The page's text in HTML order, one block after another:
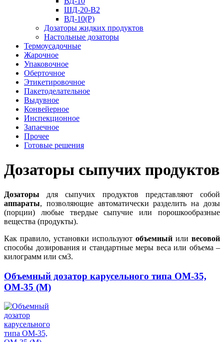
ШД-20-В2
ВД-10(Р)
Дозаторы жидких продуктов
Настольные дозаторы
Термоусадочные
Жарочное
Упаковочное
Оберточное
Этикетировочное
Пакетоделательное
Выдувное
Конвейерное
Инспекционное
Запаечное
Прочее
Готовые решения
Дозаторы сыпучих продуктов
Дозаторы для сыпучих продуктов представляют собой
аппараты, позволяющие автоматически разделить на дозы
(порции) любые твердые сыпучие или порошкообразные
вещества (продукты).
Как правило, установки используют объемный или весовой
способы дозирования и стандартные меры веса или объема –
килограмм или см3.
Объемный дозатор карусельного типа ОМ-35,
ОМ-35 (М)